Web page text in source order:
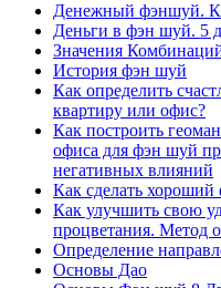
Денежный фэншуй.
Деньги в фэн шуй. 5
Значения
История фэн шуй
Как определить
квартиру или офис?
Как построить
офиса для фэн шуй
негативных влияний
Как сделать
Как улучшить свою
процветания. Метод
Определение
Основы Дао